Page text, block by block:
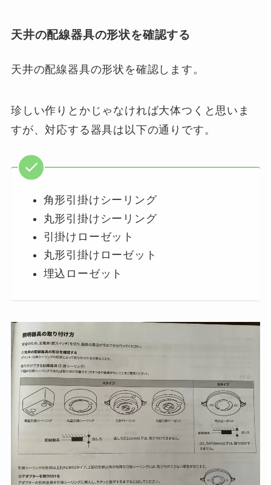
天井の配線器具の形状を確認する
天井の配線器具の形状を確認します。
珍しい作りとかじゃなければ大体つくと思いま
すが、対応する器具は以下の通りです。
角形引掛けシーリング
丸形引掛けシーリング
引掛けローゼット
丸形引掛けローゼット
埋込ローゼット